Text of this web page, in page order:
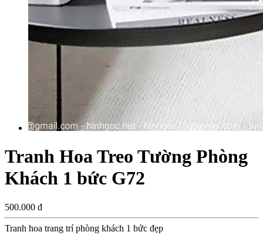
Tranh Hoa Treo Tường Phòng
Khách 1 bức G72
500.000 đ
Tranh hoa trang trí phòng khách 1 bức đẹp